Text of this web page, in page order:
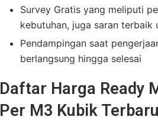
Survey Gratis yang meliputi
kebutuhan, juga saran terbaik
Pendampingan saat
berlangsung hingga selesai
Daftar Harga Ready
Per M3 Kubik